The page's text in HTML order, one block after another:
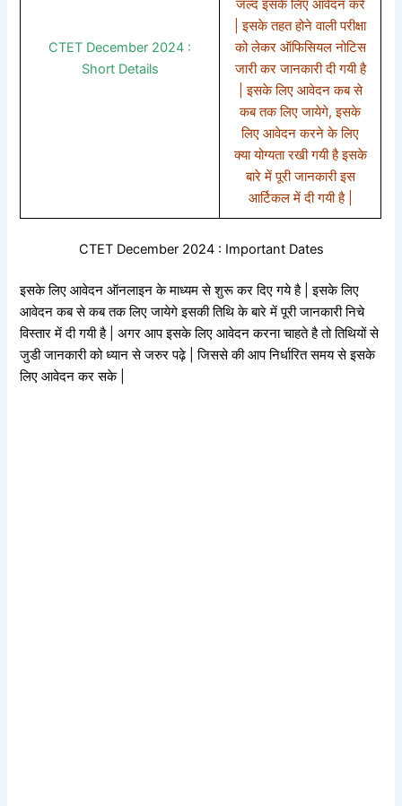
CTET December 2024 :
Short Details
जल्द इसके लिए आवेदन करे
| इसके तहत होने वाली परीक्षा
को लेकर ऑफिसियल नोटिस
जारी कर जानकारी दी गयी है
| इसके लिए आवेदन कब से
कब तक लिए जायेगे, इसके
लिए आवेदन करने के लिए
क्या योग्यता रखी गयी है इसके
बारे में पूरी जानकारी इस
आर्टिकल में दी गयी है |
CTET December 2024 : Important Dates
इसके लिए आवेदन ऑनलाइन के माध्यम से शुरू कर दिए गये है | इसके लिए
आवेदन कब से कब तक लिए जायेगे इसकी तिथि के बारे में पूरी जानकारी निचे
विस्तार में दी गयी है | अगर आप इसके लिए आवेदन करना चाहते है तो तिथियों से
जुडी जानकारी को ध्यान से जरुर पढ़े | जिससे की आप निर्धारित समय से इसके
लिए आवेदन कर सके |